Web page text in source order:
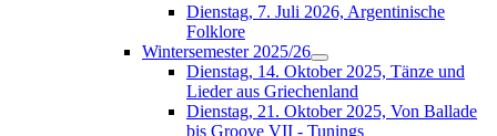
Dienstag, 7. Juli 2026, Argentinische
Folklore
Wintersemester 2025/26
Dienstag, 14. Oktober 2025, Tänze und
Lieder aus Griechenland
Dienstag, 21. Oktober 2025, Von Ballade
bis Groove VII - Tunings